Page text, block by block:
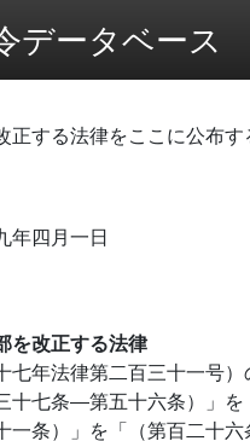
データベース
する法律をここに公布す
年四月一日
を改正する法律
七年法律第二百三十一号）
十七条―第五十六条）」
条）」を「（第百二十六